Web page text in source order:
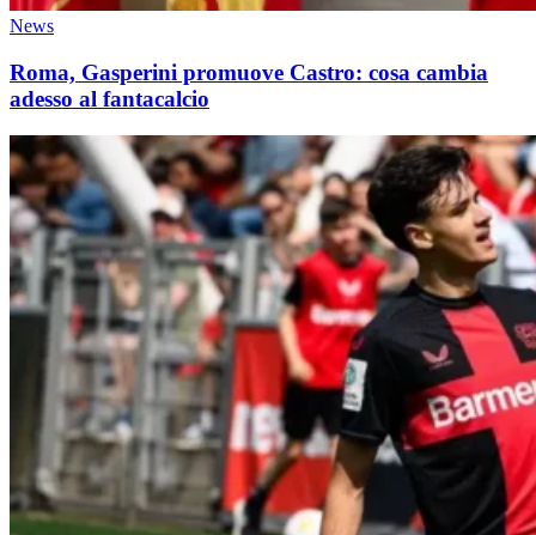
News
Roma, Gasperini promuove Castro: cosa cambia
adesso al fantacalcio